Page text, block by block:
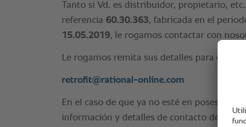
Tanto si Vd. es distribuidor, propietario,
referencia 60.30.363, fabricada en el
15.05.2019, le rogamos contactar con
Le rogamos remita sus detalles para
retrofit@rational-online.com
En el caso de que ya no esté en posesión
información y detalles de contacto del